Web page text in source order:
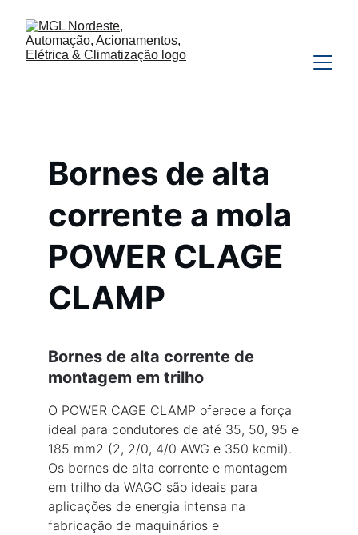
Bornes de alta
corrente a mola
POWER CLAGE
CLAMP
Bornes de alta corrente de
montagem em trilho
O POWER CAGE CLAMP oferece a força
ideal para condutores de até 35, 50, 95 e
185 mm2 (2, 2/0, 4/0 AWG e 350 kcmil).
Os bornes de alta corrente e montagem
em trilho da WAGO são ideais para
aplicações de energia intensa na
fabricação de maquinários e